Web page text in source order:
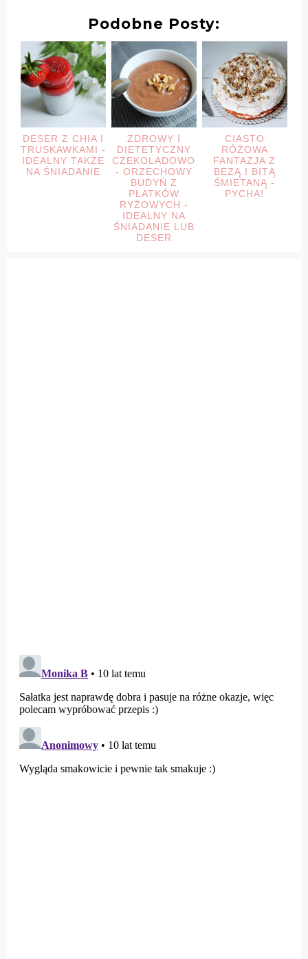
Podobne Posty:
DESER Z CHIA I
TRUSKAWKAMI -
IDEALNY TAKŻE
NA ŚNIADANIE
ZDROWY I
DIETETYCZNY
CZEKOLADOWO
- ORZECHOWY
BUDYŃ Z
PŁATKÓW
RYŻOWYCH -
IDEALNY NA
ŚNIADANIE LUB
DESER
CIASTO
RÓŻOWA
FANTAZJA Z
BEZĄ I BITĄ
ŚMIETANĄ -
PYCHA!